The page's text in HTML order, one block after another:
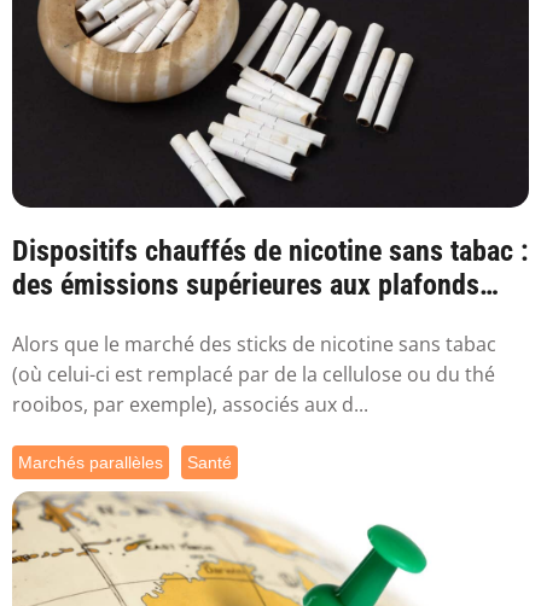
Dispositifs chauffés de nicotine sans tabac :
des émissions supérieures aux plafonds
Alors que le marché des sticks de nicotine sans tabac
(où celui-ci est remplacé par de la cellulose ou du thé
rooibos, par exemple), associés aux d...
Marchés parallèles Santé